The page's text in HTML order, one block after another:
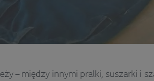
– między innymi pralki, suszarki i